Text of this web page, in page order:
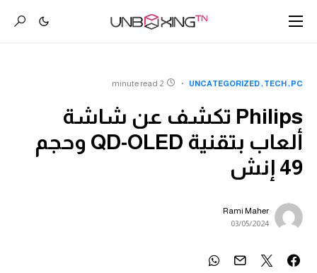
PC
TECH
UNCATEGORIZED
2 minute read
Philips تكشف عن شاشة
ألعاب بتقنية QD-OLED وحجم
49 إنش
Rami Maher
03/05/2024